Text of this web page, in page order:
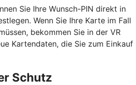
Sie Ihre Wunsch-PIN direkt in
Wenn Sie Ihre Karte im Fall
bekommen Sie in der VR
Kartendaten, die Sie zum Einkauf
Schutz